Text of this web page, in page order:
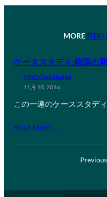
MORE FIDO
ケーススタディ:韓国の
FIDO Case Studies
11月 18, 2016
この一連のケーススタデ
Read More →
Previous